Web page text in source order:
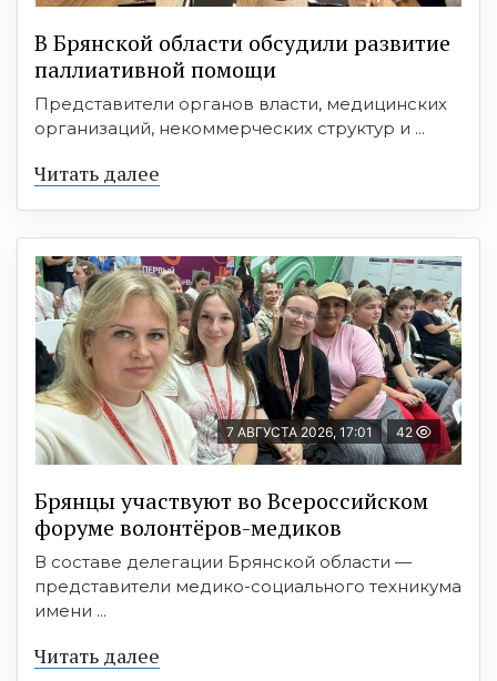
В Брянской области обсудили развитие
паллиативной помощи
Представители органов власти, медицинских
организаций, некоммерческих структур и ...
Читать далее
7 АВГУСТА 2026, 17:01 42
Брянцы участвуют во Всероссийском
форуме волонтёров-медиков
В составе делегации Брянской области —
представители медико-социального техникума
имени ...
Читать далее